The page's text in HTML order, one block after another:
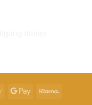
Apple
Google